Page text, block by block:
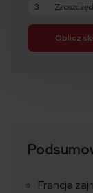
3
Oblicz
Francja